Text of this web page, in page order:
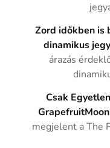
Zord időkben is
dinamikus
árazás
Csak
GrapefruitMoon
megjelent a The